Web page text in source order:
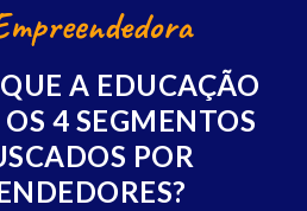
A EDUCAÇÃO
4 SEGMENTOS
POR